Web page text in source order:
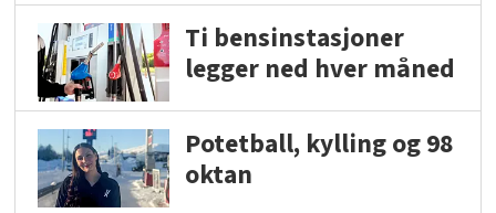
Ti bensinstasjoner
legger ned hver måned
Potetball, kylling og 98
oktan